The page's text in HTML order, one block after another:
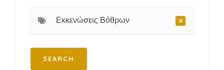
×
Εκκενώσεις Βόθρων